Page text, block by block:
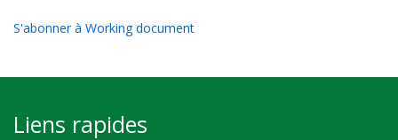
S'abonner à Working document
Liens rapides